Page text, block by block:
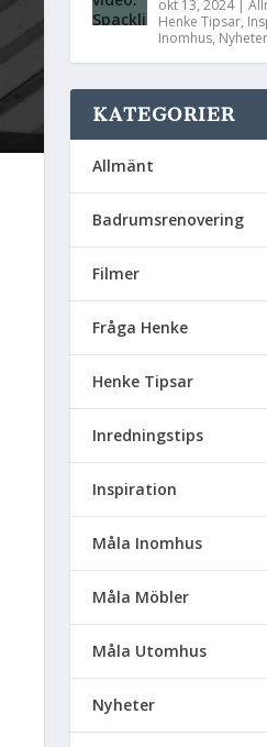
okt 13, 2024|
Henke Tipsar,
Inomhus, Nyheter
KATEGORIER
Allmänt
Badrumsrenovering
Filmer
Fråga Henke
Henke Tipsar
Inredningstips
Inspiration
Måla Inomhus
Måla Möbler
Måla Utomhus
Nyheter